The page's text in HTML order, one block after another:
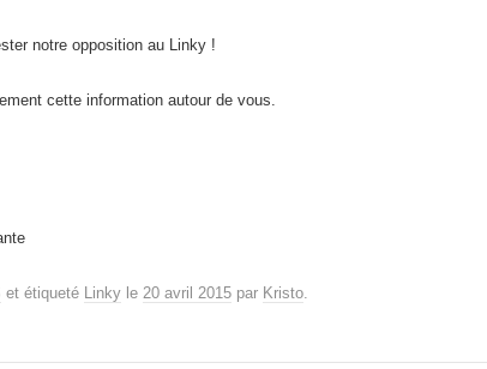
notre opposition au Linky !
cette information autour de vous.
et étiqueté Linky le 20 avril 2015 par Kristo.